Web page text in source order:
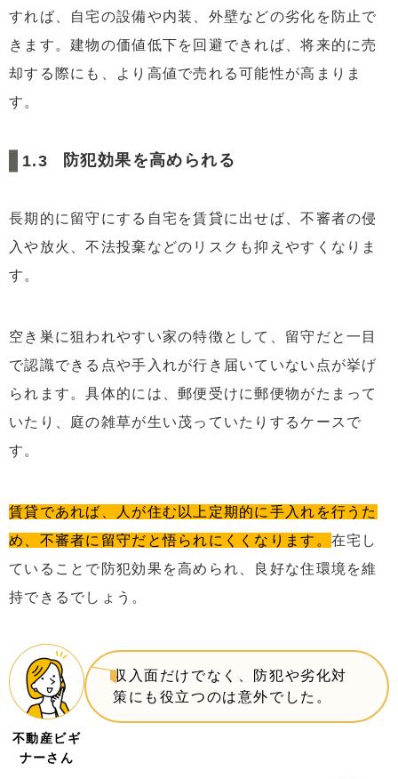
すれば、自宅の設備や内装、外壁などの劣化を防止で
きます。建物の価値低下を回避できれば、将来的に売
却する際にも、より高値で売れる可能性が高まりま
す。
防犯効果を高められる
長期的に留守にする自宅を賃貸に出せば、不審者の侵
入や放火、不法投棄などのリスクも抑えやすくなりま
す。
空き巣に狙われやすい家の特徴として、留守だと一目
で認識できる点や手入れが行き届いていない点が挙げ
られます。具体的には、郵便受けに郵便物がたまって
いたり、庭の雑草が生い茂っていたりするケースで
す。
賃貸であれば、人が住む以上定期的に手入れを行うた
め、不審者に留守だと悟られにくくなります。 在宅し
ていることで防犯効果を高められ、良好な住環境を維
持できるでしょう。
不動産ビギ
ナーさん
収入面だけでなく、防犯や劣化対
策にも役立つのは意外でした。